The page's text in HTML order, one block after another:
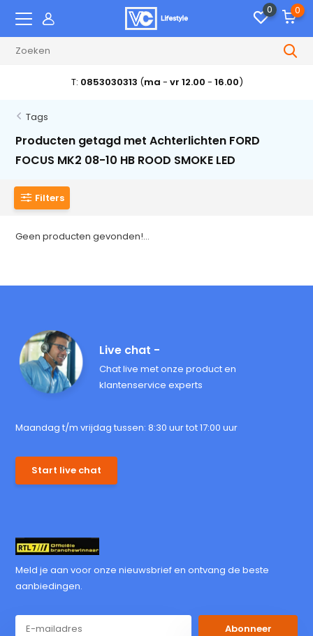
0 0
T: 0853030313 (ma - vr 12.00 - 16.00)
Tags
Producten getagd met Achterlichten FORD
FOCUS MK2 08-10 HB ROOD SMOKE LED
Filters
Geen producten gevonden!...
Live chat -
Chat live met onze product en
klantenservice experts
Maandag t/m vrijdag tussen: 8:30 uur tot 17:00 uur
Start live chat
Meld je aan voor onze nieuwsbrief en ontvang de beste
aanbiedingen.
Abonneer